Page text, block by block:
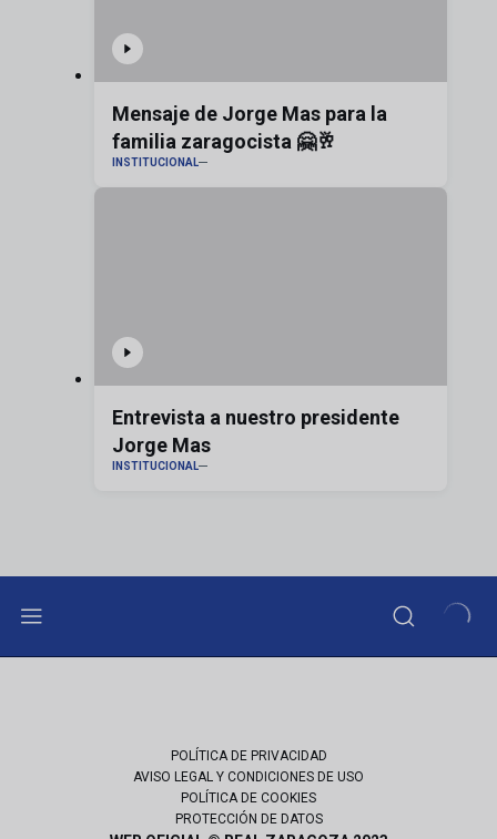
Mensaje de Jorge Mas para la
familia zaragocista 🤗🥂
INSTITUCIONAL
Entrevista a nuestro presidente
Jorge Mas
INSTITUCIONAL
POLÍTICA DE PRIVACIDAD
AVISO LEGAL Y CONDICIONES DE USO
POLÍTICA DE COOKIES
PROTECCIÓN DE DATOS